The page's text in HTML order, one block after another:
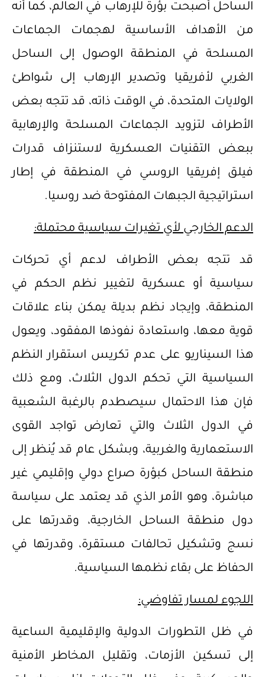
الساحل أصبحت بؤرة للإرهاب في العالم، كما أنه
من الأهداف الأساسية لهجمات الجماعات
المسلحة في المنطقة الوصول إلى الساحل
الغربي لأفريقيا وتصدير الإرهاب إلى شواطئ
الولايات المتحدة، في الوقت ذاته، قد تتجه بعض
الأطراف لتزويد الجماعات المسلحة والإرهابية
ببعض التقنيات العسكرية لاستنزاف قدرات
فيلق إفريقيا الروسي في المنطقة في إطار
استراتيجية الجبهات المفتوحة ضد روسيا.
الدعم الخارجي لأي تغيرات سياسية محتملة:
قد تتجه بعض الأطراف لدعم أي تحركات
سياسية أو عسكرية لتغيير نظم الحكم في
المنطقة، وإيجاد نظم بديلة يمكن بناء علاقات
قوية معها، واستعادة نفوذها المفقود، ويعول
هذا السيناريو على عدم تكريس استقرار النظم
السياسية التي تحكم الدول الثلاث، ومع ذلك
فإن هذا الاحتمال سيصطدم بالرغبة الشعبية
في الدول الثلاث والتي تعارض تواجد القوى
الاستعمارية والغربية، وبشكل عام قد يُنظر إلى
منطقة الساحل كبؤرة صراع دولي وإقليمي غير
مباشرة، وهو الأمر الذي قد يعتمد على سياسة
دول منطقة الساحل الخارجية، وقدرتها على
نسج وتشكيل تحالفات مستقرة، وقدرتها في
الحفاظ على بقاء نظمها السياسية.
اللجوء لمسار تفاوضي:
في ظل التطورات الدولية والإقليمية الساعية
إلى تسكين الأزمات، وتقليل المخاطر الأمنية